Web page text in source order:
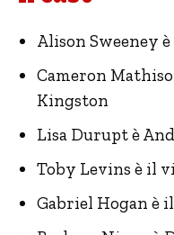
Alison Sweeney
Cameron
Kingston
Lisa Durupt è
Toby Levins è il
Gabriel Hogan è